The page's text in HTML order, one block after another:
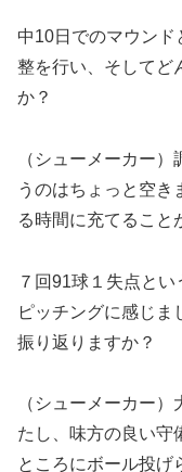
中10日でのマウンド
整を行い、そしてど
か？
（シューメーカー
うのはちょっと空き
る時間に充てること
７回91球１失点と
ピッチングに感じま
振り返りますか？
（シューメーカー
たし、味方の良い守
ところにボール投げ